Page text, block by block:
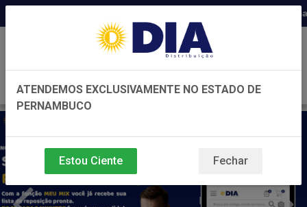
Distribuidora há 22 anos em
ATENDEMOS EXCLUSIVAMENTE NO ESTADO DE
PERNAMBUCO
Estou Ciente Fechar